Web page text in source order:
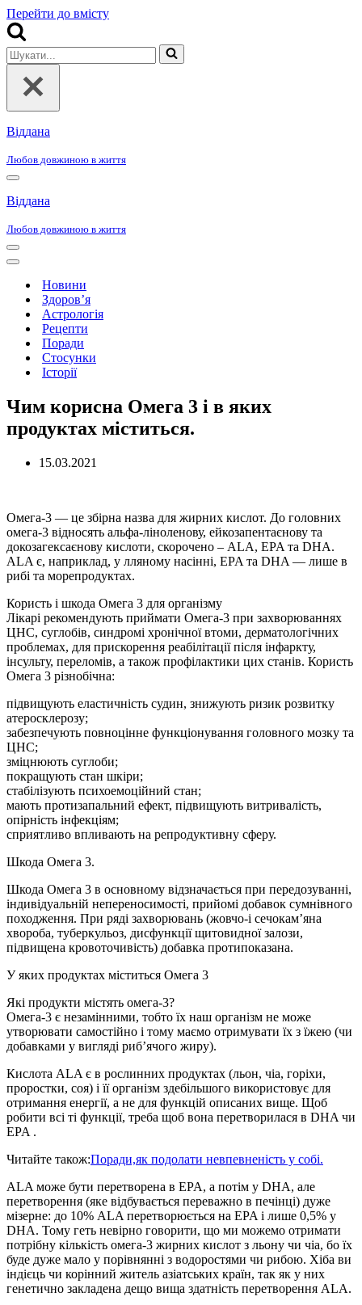
Перейти до вмісту
Шукати...
Віддана
Любов довжиною в життя
Меню
навігації
Віддана
Любов довжиною в життя
Меню
навігації
Меню
навігаціїНовини
Здоров’я
Астрологія
Рецепти
Поради
Стосунки
Історії
Чим корисна Омега 3 і в яких
продуктах міститься.
15.03.2021
Омега-3 — це збірна назва для жирних кислот. До головних
омега-3 відносять альфа-ліноленову, ейкозапентаєнову та
докозагексаєнову кислоти, скорочено – ALA, EPA та DHA.
АLA є, наприклад, у лляному насінні, EPA та DHA — лише в
рибі та морепродуктах.
Користь і шкода Омега 3 для організму
Лікарі рекомендують приймати Омега-3 при захворюваннях
ЦНС, суглобів, синдромі хронічної втоми, дерматологічних
проблемах, для прискорення реабілітації після інфаркту,
інсульту, переломів, а також профілактики цих станів. Користь
Омега 3 різнобічна:
підвищують еластичність судин, знижують ризик розвитку
атеросклерозу;
забезпечують повноцінне функціонування головного мозку та
ЦНС;
зміцнюють суглоби;
покращують стан шкіри;
стабілізують психоемоційний стан;
мають протизапальний ефект, підвищують витривалість,
опірність інфекціям;
сприятливо впливають на репродуктивну сферу.
Шкода Омега 3.
Шкода Омега 3 в основному відзначається при передозуванні,
індивідуальній непереносимості, прийомі добавок сумнівного
походження. При ряді захворювань (жовчо-і сечокам’яна
хвороба, туберкульоз, дисфункції щитовидної залози,
підвищена кровоточивість) добавка протипоказана.
У яких продуктах міститься Омега 3
Які продукти містять омега-3?
Омега-3 є незамінними, тобто їх наш організм не може
утворювати самостійно і тому маємо отримувати їх з їжею (чи
добавками у вигляді риб’ячого жиру).
Кислота ALA є в рослинних продуктах (льон, чіа, горіхи,
проростки, соя) і її організм здебільшого використовує для
отримання енергії, а не для функцій описаних вище. Щоб
робити всі ті функції, треба щоб вона перетворилася в DHA чи
EPA .
Читайте також:Поради,як подолати невпевненість у собі.
ALA може бути перетворена в EPA, а потім у DHA, але
перетворення (яке відбувається переважно в печінці) дуже
мізерне: до 10% ALA перетворюється на EPA і лише 0,5% у
DHA. Тому геть невірно говорити, що ми можемо отримати
потрібну кількість омега-3 жирних кислот з льону чи чіа, бо їх
буде дуже мало у порівнянні з водоростями чи рибою. Хіба ви
індієць чи корінний житель азіатських країн, так як у них
генетично закладена дещо вища здатність перетворення ALA.